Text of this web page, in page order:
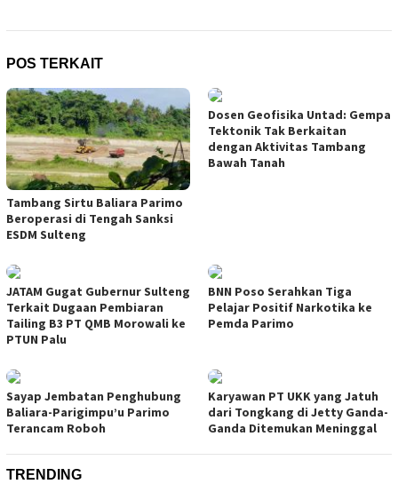
POS TERKAIT
Tambang Sirtu Baliara Parimo
Beroperasi di Tengah Sanksi
ESDM Sulteng
Dosen Geofisika Untad: Gempa
Tektonik Tak Berkaitan
dengan Aktivitas Tambang
Bawah Tanah
JATAM Gugat Gubernur Sulteng
Terkait Dugaan Pembiaran
Tailing B3 PT QMB Morowali ke
PTUN Palu
BNN Poso Serahkan Tiga
Pelajar Positif Narkotika ke
Pemda Parimo
Sayap Jembatan Penghubung
Baliara-Parigimpu’u Parimo
Terancam Roboh
Karyawan PT UKK yang Jatuh
dari Tongkang di Jetty Ganda-
Ganda Ditemukan Meninggal
TRENDING